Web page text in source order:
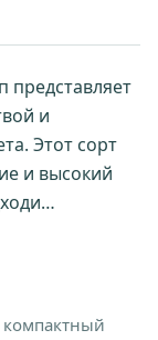
представляет
и
Этот сорт
и высокий
компактный